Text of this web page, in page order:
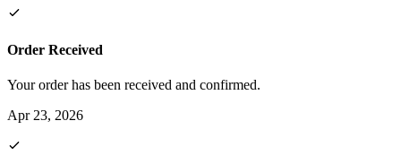
Order Received
Your order has been received and confirmed.
Apr 23, 2026